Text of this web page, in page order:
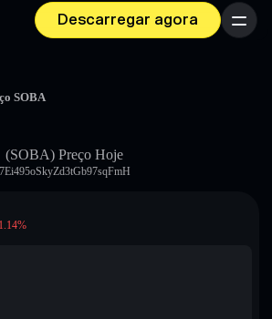
Descarregar agora Menu
SOBA
(SOBA) Preço Hoje
1.14%